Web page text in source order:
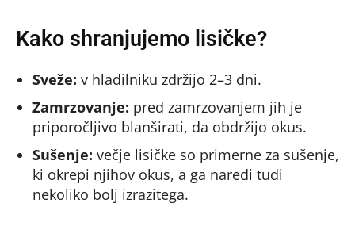
Kako shranjujemo lisičke?
Sveže: v hladilniku zdržijo 2–3 dni.
Zamrzovanje: pred zamrzovanjem jih je
priporočljivo blanširati, da obdržijo okus.
Sušenje: večje lisičke so primerne za sušenje,
ki okrepi njihov okus, a ga naredi tudi
nekoliko bolj izrazitega.